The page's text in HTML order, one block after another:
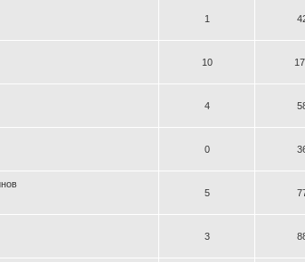
1
10
4
0
5
3